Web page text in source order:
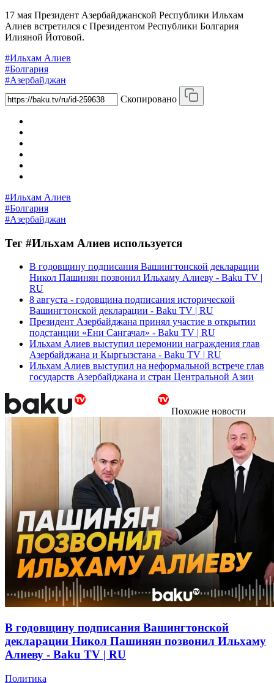
17 мая Президент Азербайджанской Республики Ильхам
Алиев встретился с Президентом Республики Болгария
Илияной Йотовой.
#Ильхам Алиев
#Болгария
#Азербайджан
Скопировано
#Ильхам Алиев
#Болгария
#Азербайджан
Тег #Ильхам Алиев используется
В годовщину подписания Вашингтонской декларации
Никол Пашинян позвонил Ильхаму Алиеву - Baku TV |
RU
8 августа - годовщина подписания исторической
Вашингтонской декларации - Baku TV | RU
Президент Азербайджана принял участие в открытии
подстанции «Ени Сангачал» - Baku TV | RU
Ильхам Алиев выступил церемонии награждения глав
Азербайджана и Кыргызстана - Baku TV | RU
Ильхам Алиев выступил на неформальной встрече глав
государств Азербайджана и стран Центральной Азии
Похожие новости
В годовщину подписания Вашингтонской
декларации Никол Пашинян позвонил Ильхаму
Алиеву - Baku TV | RU
Политика